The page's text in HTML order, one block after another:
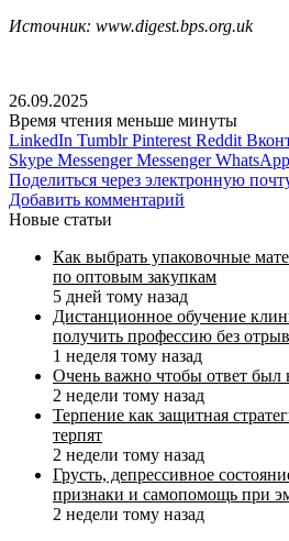
Источник: www.digest.bps.org.uk
26.09.2025
Время чтения меньше минуты
LinkedIn Tumblr Pinterest Reddit
Skype Messenger Messenger WhatsApp
Поделиться через электронную
Добавить комментарий
Новые статьи
Как выбрать упаковочные
по оптовым закупкам
5 дней тому назад
Дистанционное обучение
получить профессию без
1 неделя тому назад
Очень важно чтобы ответ был
2 недели тому назад
Терпение как защитная
терпят
2 недели тому назад
Грусть, депрессивное
признаки и самопомощь при
2 недели тому назад